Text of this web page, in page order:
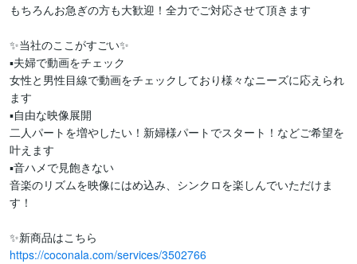
もちろんお急ぎの方も大歓迎！全力でご対応させて頂きます
✨当社のここがすごい✨
▪️夫婦で動画をチェック
女性と男性目線で動画をチェックしており様々なニーズに応えられ
ます
▪️自由な映像展開
二人パートを増やしたい！新婦様パートでスタート！などご希望を
叶えます
▪️音ハメで見飽きない
音楽のリズムを映像にはめ込み、シンクロを楽しんでいただけま
す！
https://coconala.com/services/3502766